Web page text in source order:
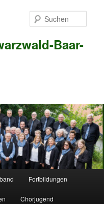
Baar-
Fortbildungen
Chorjugend